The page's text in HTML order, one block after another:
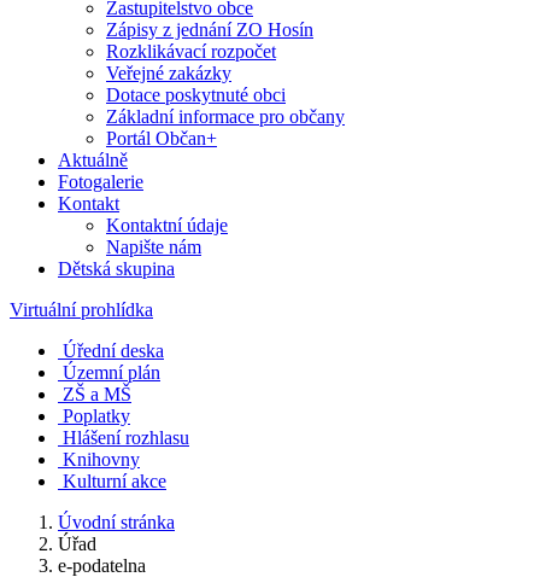
Zastupitelstvo obce
Zápisy z jednání ZO Hosín
Rozklikávací rozpočet
Veřejné zakázky
Dotace poskytnuté obci
Základní informace pro občany
Portál Občan+
Aktuálně
Fotogalerie
Kontakt
Kontaktní údaje
Napište nám
Dětská skupina
Virtuální prohlídka
Úřední deska
Územní plán
ZŠ a MŠ
Poplatky
Hlášení rozhlasu
Knihovny
Kulturní akce
Úvodní stránka
Úřad
e-podatelna